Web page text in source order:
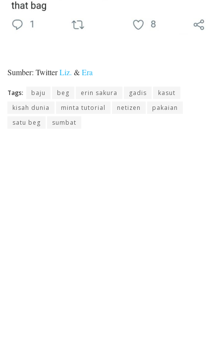
Sumber: TwitterLiz. &Era
Tags: baju beg erin sakura gadis
kasut
kisah dunia
minta tutorial netizen
pakaian
satu beg
sumbat